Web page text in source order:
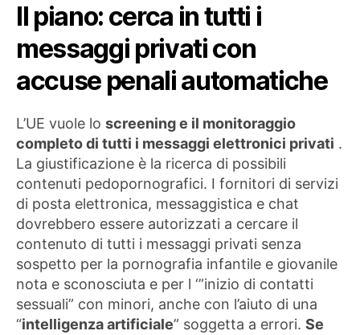
Il piano: cerca in tutti i
messaggi privati ​​con
accuse penali automatiche
L’UE vuole lo screening e il monitoraggio
completo di tutti i messaggi elettronici privati ​.
La giustificazione è la ricerca di possibili
contenuti pedopornografici. I fornitori di servizi
di posta elettronica, messaggistica e chat
dovrebbero essere autorizzati a cercare il
contenuto di tutti i messaggi privati ​​senza
sospetto per la pornografia infantile e giovanile
nota e sconosciuta e per l ‘”inizio di contatti
sessuali” con minori, anche con l’aiuto di una
“intelligenza artificiale” soggetta a errori. Se